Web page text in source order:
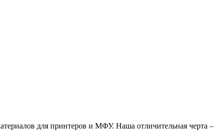
для принтеров и МФУ. Наша отличительная черта –